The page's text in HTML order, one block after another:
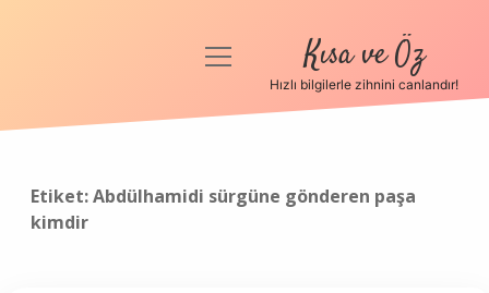
Anasayfa
Yasal Uyarı
menüyü
Kısa ve Öz
Hızlı bilgilerle zihnini canlandır!
Etiket:Abdülhamidi sürgüne gönderen paşa
kimdir